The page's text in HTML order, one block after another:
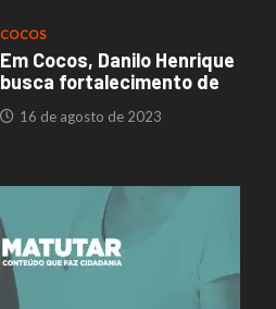
COCOS
Em Cocos, Danilo Henrique
busca fortalecimento de
16 de agosto de 2023